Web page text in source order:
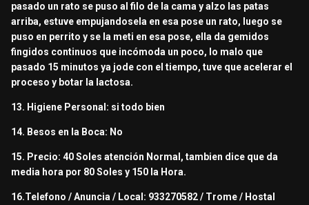
pasado un rato se puso al filo de la cama y alzo las patas
arriba, estuve empujandosela en esa pose un rato, luego se
puso en perrito y se la meti en esa pose, ella da gemidos
fingidos continuos que incómoda un poco, lo malo que
pasado 15 minutos ya jode con el tiempo, tuve que acelerar el
proceso y botar la lactosa.
13. Higiene Personal: si todo bien
14. Besos en la Boca: No
15. Precio: 40 Soles atención Normal, tambien dice que da
media hora por 80 Soles y 150 la Hora.
16.Telefono / Anuncia / Local: 933270582 / Trome / Hostal